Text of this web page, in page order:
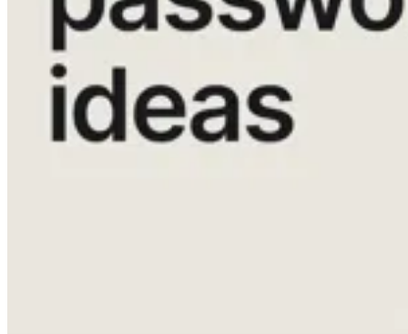
Compliance
NIS2
ISO 27001
NIST
SOC 2